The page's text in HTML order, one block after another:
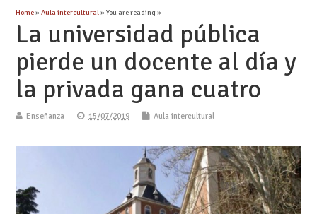
Home»Aula intercultural» You are reading »
La universidad pública
pierde un docente al día y
la privada gana cuatro
Enseñanza 15/07/2019 Aula intercultural